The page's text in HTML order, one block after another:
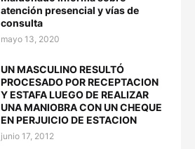
atención presencial y vías de
consulta
mayo 13, 2020
UN MASCULINO RESULTÓ
PROCESADO POR RECEPTACION
Y ESTAFA LUEGO DE REALIZAR
UNA MANIOBRA CON UN CHEQUE
EN PERJUICIO DE ESTACION
junio 17, 2012